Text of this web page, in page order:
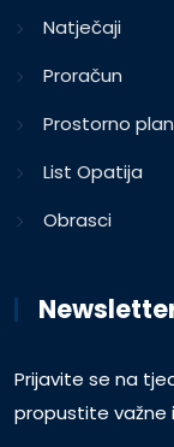
Natječaji
Proračun
Prostorno
List Opatija
Obrasci
Prijavite se na
propustite važne